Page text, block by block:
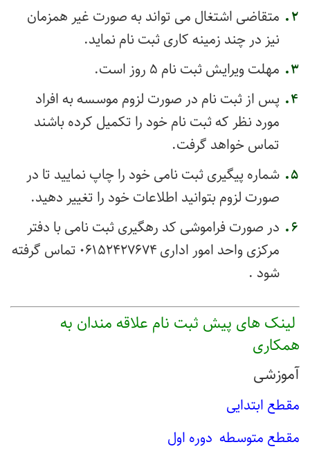
متقاضی اشتغال می تواند به صورت غیر همزمان
نیز در چند زمینه کاری ثبت نام نماید.
مهلت ویرایش ثبت نام ۵ روز است.
پس از ثبت نام در صورت لزوم موسسه به افراد
مورد نظر که ثبت نام خود را تکمیل کرده باشند
تماس خواهد گرفت.
شماره پیگیری ثبت نامی خود را چاپ نمایید تا در
صورت لزوم بتوانید اطلاعات خود را تغییر دهید.
در صورت فراموشی کد رهگیری ثبت نامی با دفتر
مرکزی واحد امور اداری۰۶۱۵۲۴۲۷۶۷۴ تماس گرفته
شود .
لینک های پیش ثبت نام علاقه مندان به
همکاری
آموزشی
مقطع ابتدایی
مقطع متوسطه دوره اول